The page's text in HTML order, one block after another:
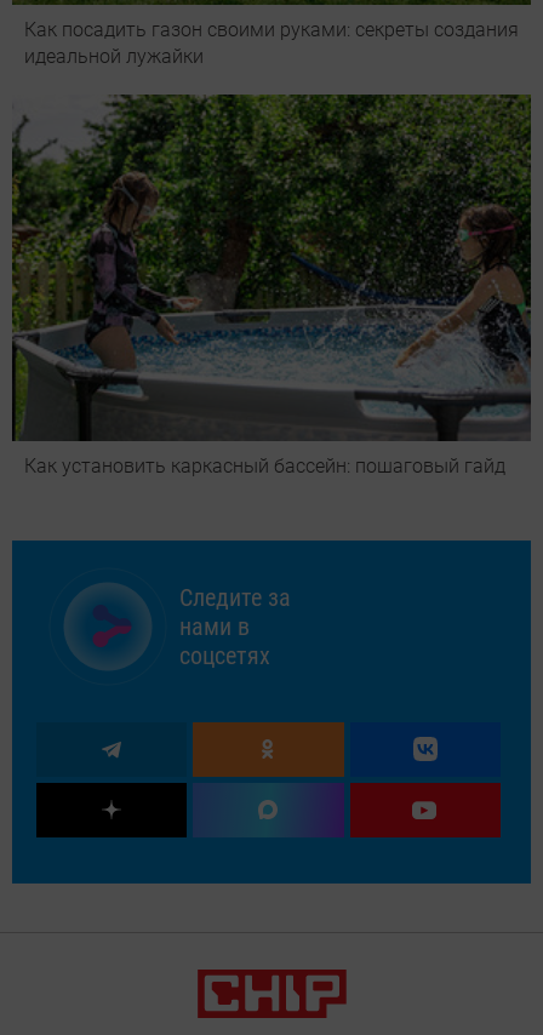
Как посадить газон своими руками: секреты создания
идеальной лужайки
Как установить каркасный бассейн: пошаговый гайд
Следите за
нами в
соцсетях